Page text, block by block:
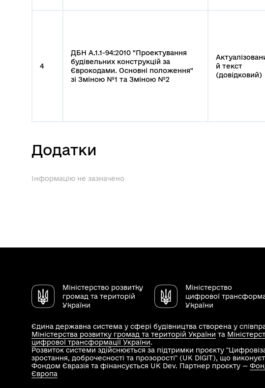
4
ДБН А.1.1-94:2010 "Проектування
будівельних конструкцій за
Єврокодами. Основні положення"
зі Зміною №1 та Зміною №2
й текст
(довідковий)
Додатки
Інформацію не зазначено
Міністерство розвитку
громад та територій
України
Міністерство
цифрової
України
Єдина державна система у сфері будівництва створена у
Міністерства розвитку громад та територій України та
цифрової трансформації України.
Розвиток системи здійснюється за підтримки проєкту
зростання, доброчесності та прозорості" (UK DIGIT), що
Фондом Євразія та фінансується UK Dev. Партнер проєкту —
Європа